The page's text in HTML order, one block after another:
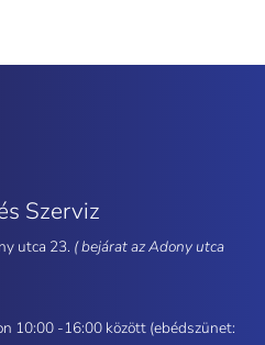
Szerviz
utca 23. ( bejárat az Adony utca
10:00 -16:00 között (ebédszünet: